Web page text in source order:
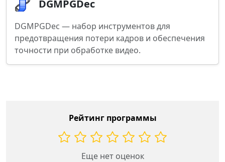
DGMPGDec
DGMPGDec — набор инструментов для
предотвращения потери кадров и обеспечения
точности при обработке видео.
Рейтинг программы
Еще нет оценок